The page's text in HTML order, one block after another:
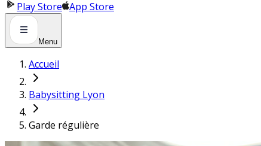
Play Store App Store
Menu
Accueil
Babysitting Lyon
Garde régulière